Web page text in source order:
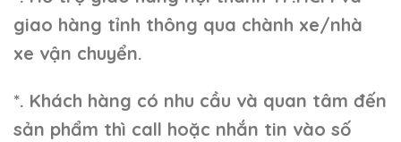
giao hàng tỉnh thông qua chành xe/nhà
xe vận chuyển.
*. Khách hàng có nhu cầu và quan tâm đến
sản phẩm thì call hoặc nhắn tin vào số